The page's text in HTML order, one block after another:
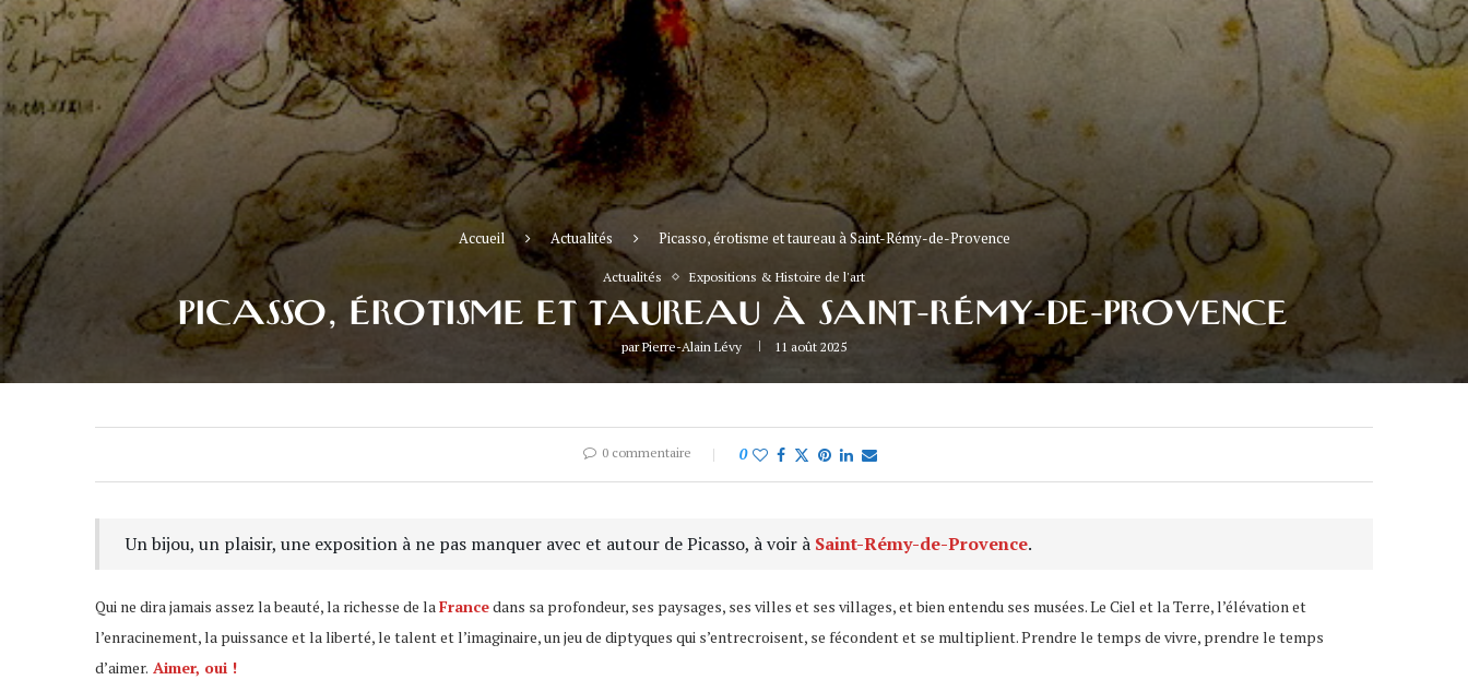
Accueil Actualités Picasso, érotisme et taureau à Saint-Rémy-de-Provence
Actualités Expositions & Histoire de l'art
PICASSO, ÉROTISME ET TAUREAU À SAINT-RÉMY-DE-PROVENCE
parPierre-Alain Lévy 11 août 2025
0 commentaire 0
Un bijou, un plaisir, une exposition à ne pas manquer avec et autour de Picasso, à voir à Saint-Rémy-de-Provence.
Qui ne dira jamais assez la beauté, la richesse de laFrancedans sa profondeur, ses paysages, ses villes et ses villages, et bien entendu ses musées. Le Ciel et la Terre, l’élévation et
l’enracinement, la puissance et la liberté, le talent et l’imaginaire, un jeu de diptyques qui s’entrecroisent, se fécondent et se multiplient. Prendre le temps de vivre, prendre le temps
d’aimer. Aimer, oui !